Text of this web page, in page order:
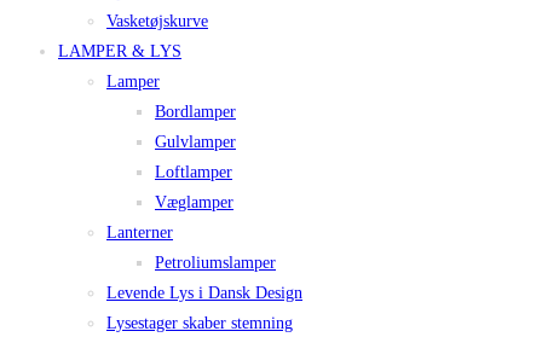
Vasketøjskurve
LAMPER & LYS
Lamper
Bordlamper
Gulvlamper
Loftlamper
Væglamper
Lanterner
Petroliumslamper
Levende Lys i Dansk Design
Lysestager skaber stemning